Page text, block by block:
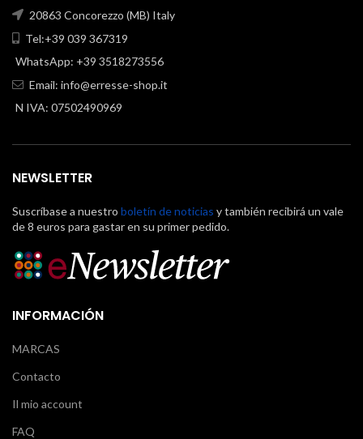
20863 Concorezzo (MB) Italy
Tel:+39 039 367319
WhatsApp: +39 3518273556
Email: info@erresse-shop.it
N IVA: 07502490969
NEWSLETTER
Suscríbase a nuestro boletín de noticias y también recibirá un vale
de 8 euros para gastar en su primer pedido.
INFORMACIÓN
MARCAS
Contacto
Il mio account
FAQ